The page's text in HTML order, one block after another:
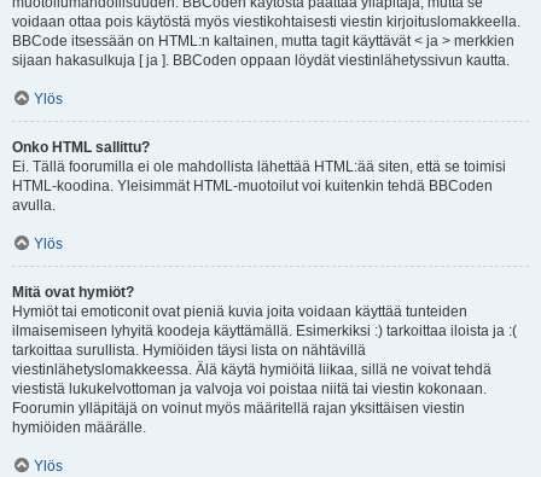
voidaan ottaa pois käytöstä myös viestikohtaisesti viestin kirjoituslomakkeella.
BBCode itsessään on HTML:n kaltainen, mutta tagit käyttävät < ja > merkkien
sijaan hakasulkuja [ ja ]. BBCoden oppaan löydät viestinlähetyssivun kautta.
Ylös
Onko HTML sallittu?
Ei. Tällä foorumilla ei ole mahdollista lähettää HTML:ää siten, että se toimisi
HTML-koodina. Yleisimmät HTML-muotoilut voi kuitenkin tehdä BBCoden
avulla.
Ylös
Mitä ovat hymiöt?
Hymiöt tai emoticonit ovat pieniä kuvia joita voidaan käyttää tunteiden
ilmaisemiseen lyhyitä koodeja käyttämällä. Esimerkiksi :) tarkoittaa iloista ja :(
tarkoittaa surullista. Hymiöiden täysi lista on nähtävillä
viestinlähetyslomakkeessa. Älä käytä hymiöitä liikaa, sillä ne voivat tehdä
viestistä lukukelvottoman ja valvoja voi poistaa niitä tai viestin kokonaan.
Foorumin ylläpitäjä on voinut myös määritellä rajan yksittäisen viestin
hymiöiden määrälle.
Ylös